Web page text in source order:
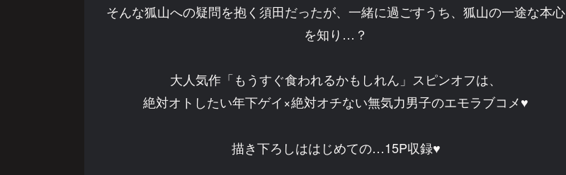
そんな狐山への疑問を抱く須田だったが、一緒に過ごすうち、狐山の一途な本心
を知り…？
大人気作「もうすぐ食われるかもしれん」スピンオフは、
絶対オトしたい年下ゲイ×絶対オチない無気力男子のエモラブコメ♥
描き下ろしははじめての…15P収録♥